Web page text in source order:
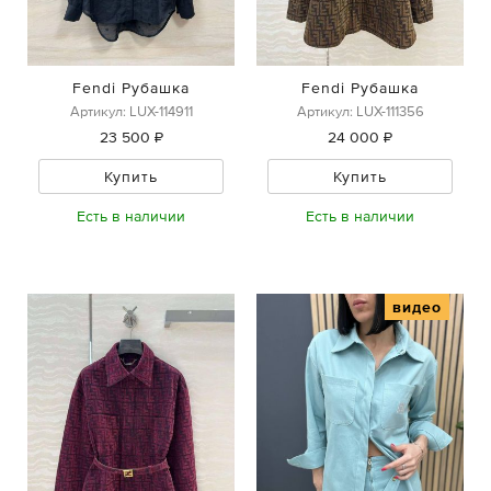
Fendi Рубашка
Артикул: LUX-114911
23 500 ₽
Купить
Есть в наличии
Fendi Рубашка
Артикул: LUX-111356
24 000 ₽
Купить
Есть в наличии
видео